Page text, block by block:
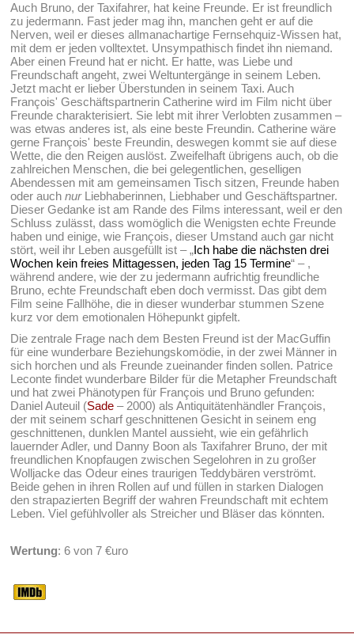
Auch Bruno, der Taxifahrer, hat keine Freunde. Er ist freundlich
zu jedermann. Fast jeder mag ihn, manchen geht er auf die
Nerven, weil er dieses allmanachartige Fernsehquiz-Wissen hat,
mit dem er jeden volltextet. Unsympathisch findet ihn niemand.
Aber einen Freund hat er nicht. Er hatte, was Liebe und
Freundschaft angeht, zwei Weltuntergänge in seinem Leben.
Jetzt macht er lieber Überstunden in seinem Taxi. Auch
François' Geschäftspartnerin Catherine wird im Film nicht über
Freunde charakterisiert. Sie lebt mit ihrer Verlobten zusammen –
was etwas anderes ist, als eine beste Freundin. Catherine wäre
gerne François' beste Freundin, deswegen kommt sie auf diese
Wette, die den Reigen auslöst. Zweifelhaft übrigens auch, ob die
zahlreichen Menschen, die bei gelegentlichen, geselligen
Abendessen mit am gemeinsamen Tisch sitzen, Freunde haben
oder auchnurLiebhaberinnen, Liebhaber und Geschäftspartner.
Dieser Gedanke ist am Rande des Films interessant, weil er den
Schluss zulässt, dass womöglich die Wenigsten echte Freunde
haben und einige, wie François, dieser Umstand auch gar nicht
stört, weil ihr Leben ausgefüllt ist – „Ich habe die nächsten drei
Wochen kein freies Mittagessen, jeden Tag 15 Termine“ – ,
während andere, wie der zu jedermann aufrichtig freundliche
Bruno, echte Freundschaft eben doch vermisst. Das gibt dem
Film seine Fallhöhe, die in dieser wunderbar stummen Szene
kurz vor dem emotionalen Höhepunkt gipfelt.
Die zentrale Frage nach dem Besten Freund ist der MacGuffin
für eine wunderbare Beziehungskomödie, in der zwei Männer in
sich horchen und als Freunde zueinander finden sollen. Patrice
Leconte findet wunderbare Bilder für die Metapher Freundschaft
und hat zwei Phänotypen für François und Bruno gefunden:
Daniel Auteuil (Sade – 2000) als Antiquitätenhändler François,
der mit seinem scharf geschnittenen Gesicht in seinem eng
geschnittenen, dunklen Mantel aussieht, wie ein gefährlich
lauernder Adler, und Danny Boon als Taxifahrer Bruno, der mit
freundlichen Knopfaugen zwischen Segelohren in zu großer
Wolljacke das Odeur eines traurigen Teddybären verströmt.
Beide gehen in ihren Rollen auf und füllen in starken Dialogen
den strapazierten Begriff der wahren Freundschaft mit echtem
Leben. Viel gefühlvoller als Streicher und Bläser das könnten.
Wertung: 6 von 7 €uro